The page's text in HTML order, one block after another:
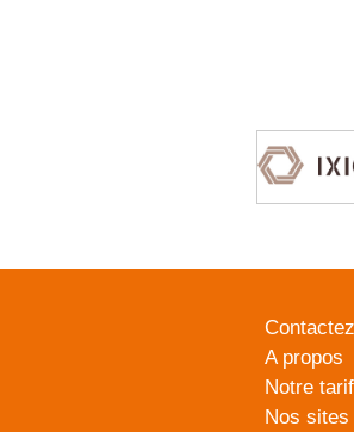
A propos
Notre tarif
Nos